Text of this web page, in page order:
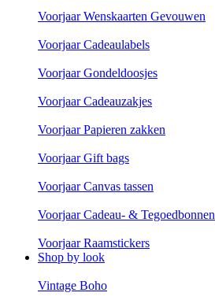
Voorjaar Wenskaarten Gevouwen
Voorjaar Cadeaulabels
Voorjaar Gondeldoosjes
Voorjaar Cadeauzakjes
Voorjaar Papieren zakken
Voorjaar Gift bags
Voorjaar Canvas tassen
Voorjaar Cadeau- & Tegoedbonnen
Voorjaar Raamstickers
Shop by look
Vintage Boho